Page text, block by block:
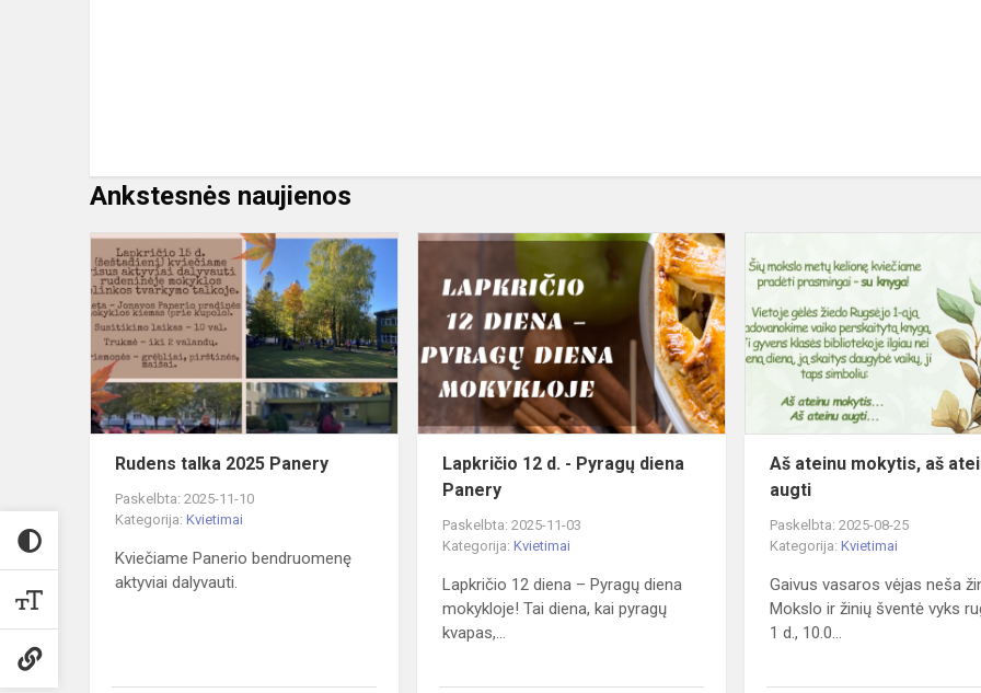
Ankstesnės naujienos
Rudens
Panery
Rudens talka 2025 Panery
Paskelbta: 2025-11-10
Kategorija: Kvietimai
Kviečiame Panerio bendruomenę
aktyviai dalyvauti.
Lapkričio
12
d.
-
Pyragų
diena
Panery
Lapkričio 12 d. - Pyragų diena
Panery
Paskelbta: 2025-11-03
Kategorija:Kvietimai
Lapkričio 12 diena – Pyragų diena
mokykloje! Tai diena, kai pyragų
kvapas,...
Aš ateinu mokytis, aš
augti
Paskelbta: 2025-08-25
Kategorija:Kvietimai
Gaivus vasaros vėjas neša
Mokslo ir žinių šventė vyks
1 d., 10.0...